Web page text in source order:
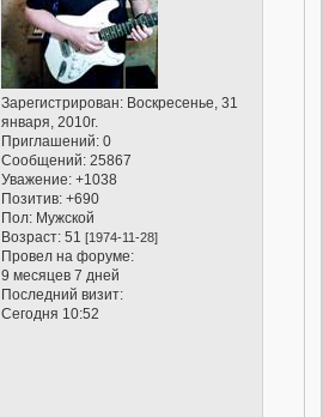
Зарегистрирован: Воскресенье, 31
января, 2010г.
Приглашений: 0
Сообщений: 25867
Уважение: +1038
Позитив: +690
Пол: Мужской
Возраст: 51[1974-11-28]
Провел на форуме:
9 месяцев 7 дней
Последний визит:
Сегодня 10:52